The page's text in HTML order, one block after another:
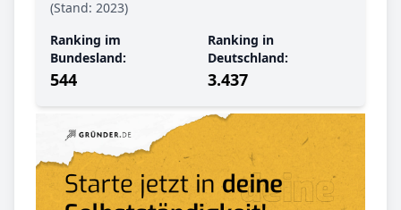
(Stand: 2023)
Ranking im
Bundesland:
544
Ranking in
Deutschland:
3.437